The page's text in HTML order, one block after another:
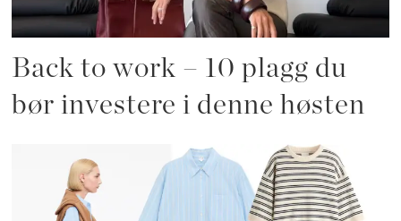
Back to work – 10 plagg du
bør investere i denne høsten